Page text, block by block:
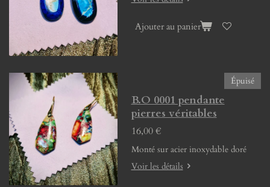
Ajouter au panier
Épuisé
B.O 0001 pendante
pierres véritables
16,00 €
Monté sur acier inoxydable doré
Voir les détails